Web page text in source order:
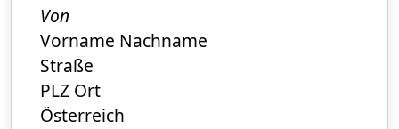
Von
Vorname Nachname
Straße
PLZ Ort
Österreich